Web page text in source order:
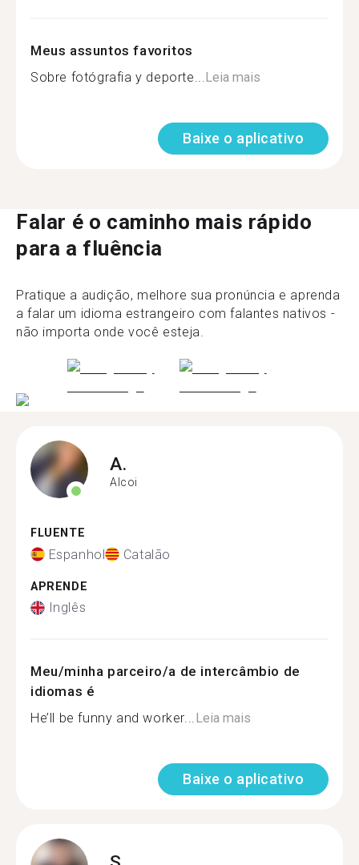
Meus assuntos favoritos
Sobre fotógrafia y deporte... Leia mais
Baixe o aplicativo
Falar é o caminho mais rápido
para a fluência
Pratique a audição, melhore sua pronúncia e aprenda
a falar um idioma estrangeiro com falantes nativos -
não importa onde você esteja.
A.
Alcoi
FLUENTE
Espanhol Catalão
APRENDE
Inglês
Meu/minha parceiro/a de intercâmbio de
idiomas é
He’ll be funny and worker...Leia mais
Baixe o aplicativo